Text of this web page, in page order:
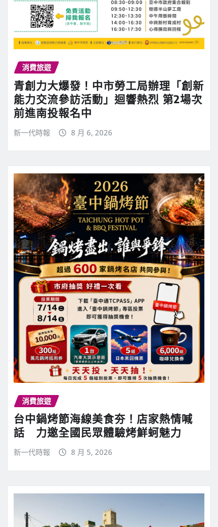
消費旅遊
青創力大爆發！中市勞工局辦理「創新
能力交流參訪活動」迴響熱烈 第2場次
前進南投報名中
新一代時報 8 月 6, 2026
消費旅遊
台中鍋烤節海線美食夯！店家熱情喊
話 力邀全國民眾體驗烤鮮蚵魅力
新一代時報 8 月 5, 2026